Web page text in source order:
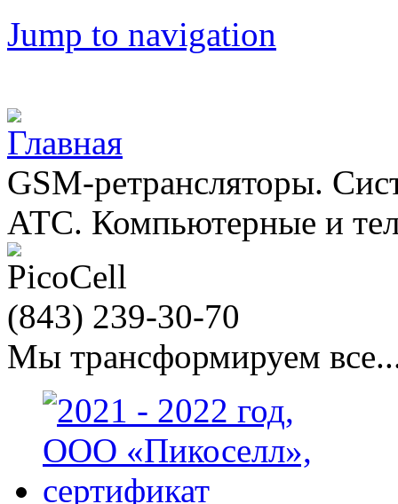
Jump to navigation
GSM-ретрансляторы.
АТС. Компьютерные и
(843) 239-30-70
Мы трансформируем